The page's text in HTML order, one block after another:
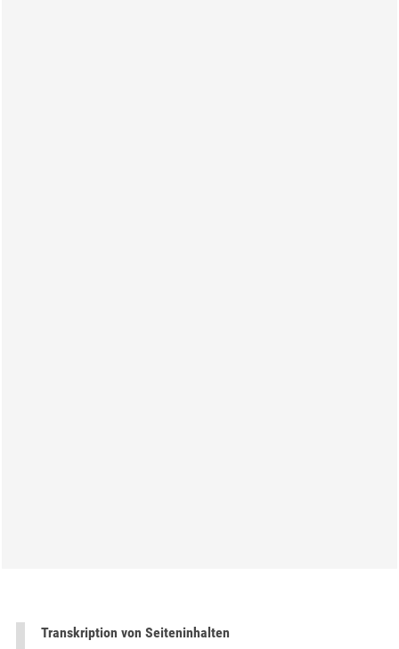
Transkription von Seiteninhalten